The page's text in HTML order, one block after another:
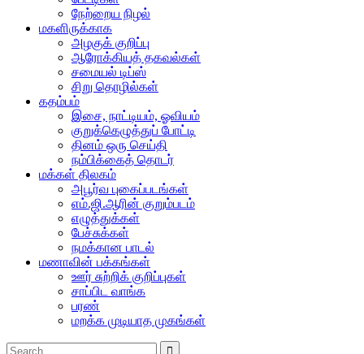
நேற்றைய நிழல்
மகளிருக்காக
அழகுக் குறிப்பு
ஆரோக்கியத் தகவல்கள்
சமையல் டிப்ஸ்
சிறு தொழில்கள்
கதம்பம்
இசை, நாட்டியம், ஓவியம்
குறுக்கெழுத்துப் போட்டி
தினம் ஒரு செய்தி
நம்பிக்கைத் தொடர்
மக்கள் திலகம்
அபூர்வ புகைப்படங்கள்
எம்.ஜி.ஆரின் குறும்படம்
எழுத்துக்கள்
பேச்சுக்கள்
நமக்கான பாடல்
மணாவின் பக்கங்கள்
ஊர் சுற்றிக் குறிப்புகள்
சாப்பிட வாங்க
பரண்
மறக்க முடியாத முகங்கள்